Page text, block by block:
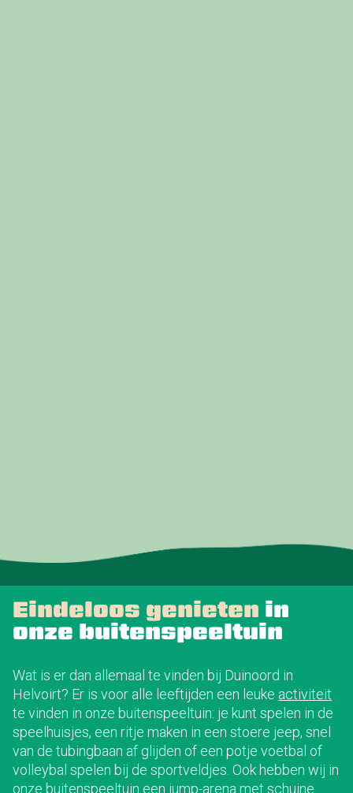
Eindeloos genieten in
onze buitenspeeltuin
Wat is er dan allemaal te vinden bij Duinoord in
Helvoirt? Er is voor alle leeftijden een leuke activiteit
te vinden in onze buitenspeeltuin: je kunt spelen in de
speelhuisjes, een ritje maken in een stoere jeep, snel
van de tubingbaan af glijden of een potje voetbal of
volleybal spelen bij de sportveldjes. Ook hebben wij in
onze buitenspeeltuin een jump-arena met schuine